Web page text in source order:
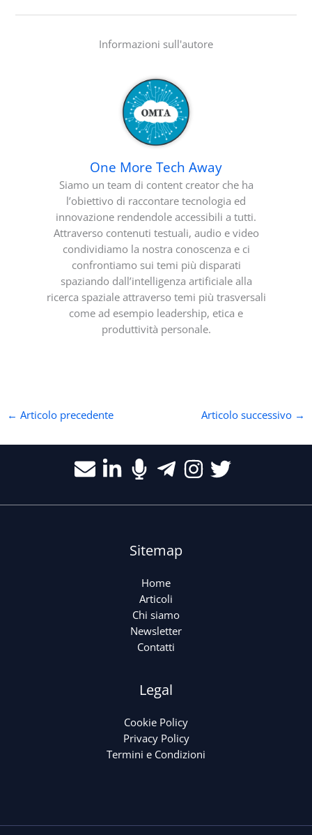
Informazioni sull'autore
One More Tech Away
Siamo un team di content creator che ha
l’obiettivo di raccontare tecnologia ed
innovazione rendendole accessibili a tutti.
Attraverso contenuti testuali, audio e video
condividiamo la nostra conoscenza e ci
confrontiamo sui temi più disparati
spaziando dall’intelligenza artificiale alla
ricerca spaziale attraverso temi più trasversali
come ad esempio leadership, etica e
produttività personale.
← Articolo precedente Articolo successivo →
Sitemap
Home
Articoli
Chi siamo
Newsletter
Contatti
Legal
Cookie Policy
Privacy Policy
Termini e Condizioni